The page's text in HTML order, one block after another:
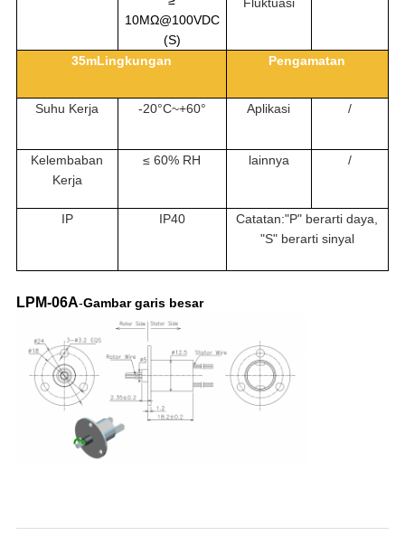
10MΩ@100VDC
(S)
Fluktuasi
35mLingkungan Pengamatan
Suhu Kerja -20°C~+60° Aplikasi /
Kelembaban
Kerja
≤ 60% RH lainnya /
IP IP40
Catatan:"P" berarti daya,
"S" berarti sinyal
LPM-06A-Gambar garis besar